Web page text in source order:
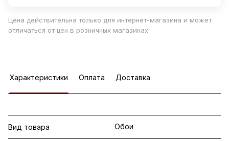
Цена действительна только для интернет-магазина и может
отличаться от цен в розничных магазинах
Характеристики Оплата Доставка
Вид товара Обои